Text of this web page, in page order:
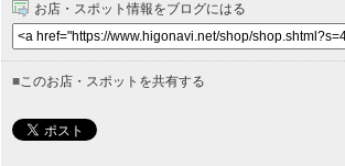
お店・スポット情報をブログにはる
■このお店・スポットを共有する